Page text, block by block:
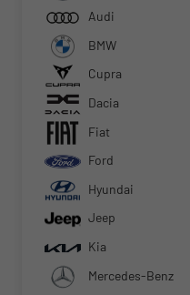
Audi
BMW
Cupra
Dacia
Fiat
Ford
Hyundai
Jeep
Kia
Mercedes-Benz